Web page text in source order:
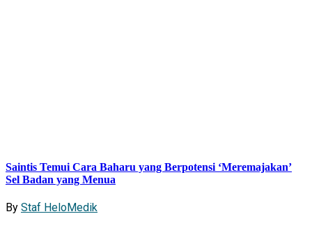
Saintis Temui Cara Baharu yang Berpotensi ‘Meremajakan’
Sel Badan yang Menua
By Staf HeloMedik